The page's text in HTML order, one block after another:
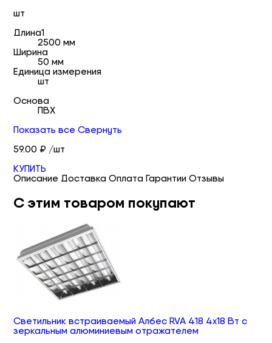
шт
Длина1
2500 мм
Ширина
50 мм
Единица измерения
шт
Основа
ПВХ
Показать все Свернуть
59.00 ₽ /шт
КУПИТЬ
Описание Доставка Оплата Гарантии Отзывы
С этим товаром покупают
Светильник встраиваемый Албес RVA 418 4х18 Вт с
зеркальным алюминиевым отражателем